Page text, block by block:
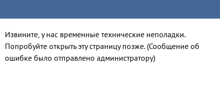
Извините, у нас временные технические неполадки.
Попробуйте открыть эту страницу позже. (Сообщение об
ошибке было отправлено администратору)